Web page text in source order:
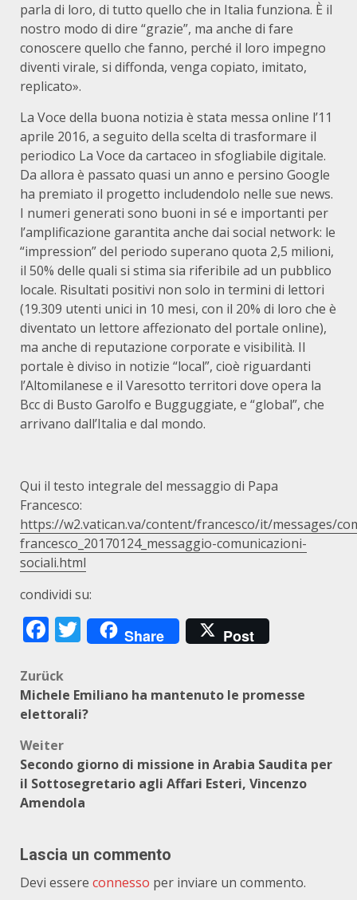
parla di loro, di tutto quello che in Italia funziona. È il
nostro modo di dire “grazie”, ma anche di fare
conoscere quello che fanno, perché il loro impegno
diventi virale, si diffonda, venga copiato, imitato,
replicato».
La Voce della buona notizia è stata messa online l’11
aprile 2016, a seguito della scelta di trasformare il
periodico La Voce da cartaceo in sfogliabile digitale.
Da allora è passato quasi un anno e persino Google
ha premiato il progetto includendolo nelle sue news.
I numeri generati sono buoni in sé e importanti per
l’amplificazione garantita anche dai social network: le
“impression” del periodo superano quota 2,5 milioni,
il 50% delle quali si stima sia riferibile ad un pubblico
locale. Risultati positivi non solo in termini di lettori
(19.309 utenti unici in 10 mesi, con il 20% di loro che è
diventato un lettore affezionato del portale online),
ma anche di reputazione corporate e visibilità. Il
portale è diviso in notizie “local”, cioè riguardanti
l’Altomilanese e il Varesotto territori dove opera la
Bcc di Busto Garolfo e Bugguggiate, e “global”, che
arrivano dall’Italia e dal mondo.
Qui il testo integrale del messaggio di Papa
Francesco:
https://w2.vatican.va/content/francesco/it/messages/
francesco_20170124_messaggio-comunicazioni-
sociali.html
condividi su:
Facebook
Twitter
Share Post
Beitragsnavigation
Zurück
Michele Emiliano ha mantenuto le promesse
elettorali?
Weiter
Secondo giorno di missione in Arabia Saudita per
il Sottosegretario agli Affari Esteri, Vincenzo
Amendola
Lascia un commento
Devi essere connesso per inviare un commento.